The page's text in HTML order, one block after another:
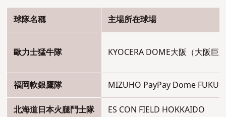
球隊名稱 主場所在球場
歐力士猛牛隊 KYOCERA DOME大阪（大阪巨
福岡軟銀鷹隊 MIZUHO PayPay Dome
北海道日本火腿鬥士隊 ES CON FIELD HOKKAIDO